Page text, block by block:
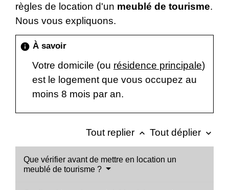
règles de location d'un meublé de tourisme.
Nous vous expliquons.
info À savoir
Votre domicile (ou résidence principale)
est le logement que vous occupez au
moins 8 mois par an.
Tout replier keyboard_arrow_up Tout déplier keyboard_arrow_down
Que vérifier avant de mettre en location un
meublé de tourisme ?